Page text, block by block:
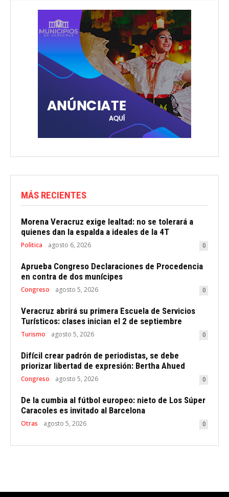
MÁS RECIENTES
Morena Veracruz exige lealtad: no se tolerará a
quienes dan la espalda a ideales de la 4T
Politica agosto 6, 2026 0
Aprueba Congreso Declaraciones de Procedencia
en contra de dos munícipes
Congreso agosto 5, 2026 0
Veracruz abrirá su primera Escuela de Servicios
Turísticos: clases inician el 2 de septiembre
Turismo agosto 5, 2026 0
Difícil crear padrón de periodistas, se debe
priorizar libertad de expresión: Bertha Ahued
Congreso agosto 5, 2026 0
De la cumbia al fútbol europeo: nieto de Los Súper
Caracoles es invitado al Barcelona
Otras agosto 5, 2026 0